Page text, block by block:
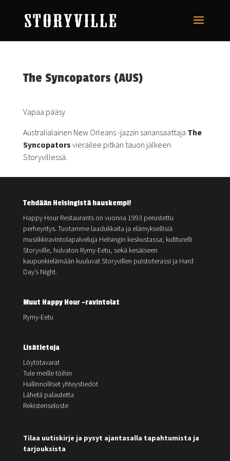
The Syncopators (AUS)
Vapaa pääsy
Australialainen New Orleans -jazzin sanansaattaja The
Syncopators vierailee pitkän tauon jälkeen
Storyvillessä.
Tehdään Helsingistä hauskempi!
Happy Hour Restaurants on vuonna 1993 perustettu
perheyritys. Tuotamme laadukkaita ja elämyksellisiä
musiikkiravintolapalveluja Helsingin keskustassa; kultturelli
Storyville, hulvaton Rymy-Eetu, sekä kesäiseen
kaupunkielämään kuuluvat Storyvillen puistoterassi ja Hard
Day’s Night.
Muut Happy Hour -ravintolat
Rymy-Eetu
Lisätietoja
Löytötavarat
Tule meille töihin
Hallinnolliset yhteystiedot
Lähetä palautetta
Rekisteriseloste
Tilaa uutiskirje ja pysyt ajantasalla tapahtumista ja
tarjouksista